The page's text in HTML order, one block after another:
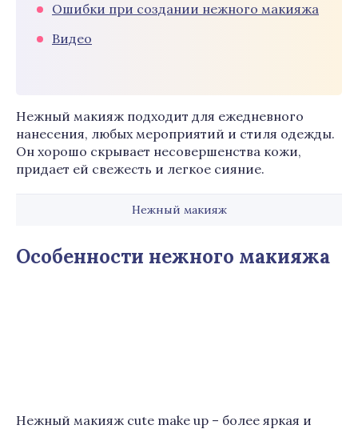
Ошибки при создании нежного макияжа
Видео
Нежный макияж подходит для ежедневного
нанесения, любых мероприятий и стиля одежды.
Он хорошо скрывает несовершенства кожи,
придает ей свежесть и легкое сияние.
Нежный макияж
Особенности нежного макияжа
Нежный макияж cute make up – более яркая и